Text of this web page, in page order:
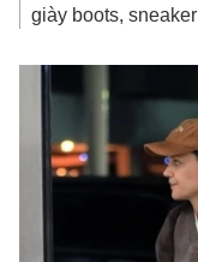
giày boots,